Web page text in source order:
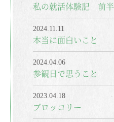
私の就活体験記 前半
2024.11.11
本当に面白いこと
2024.04.06
参観日で思うこと
2023.04.18
ブロッコリー